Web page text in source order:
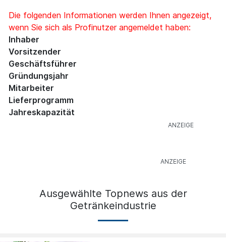
Die folgenden Informationen werden Ihnen angezeigt,
wenn Sie sich als Profinutzer angemeldet haben:
Inhaber
Vorsitzender
Geschäftsführer
Gründungsjahr
Mitarbeiter
Lieferprogramm
Jahreskapazität
Ausgewählte Topnews aus der
Getränkeindustrie